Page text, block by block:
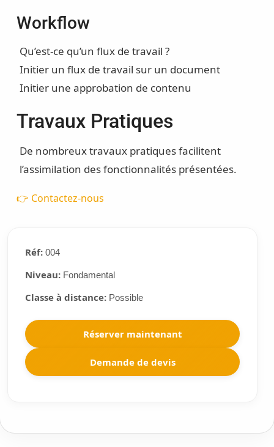
Workflow
Qu’est-ce qu’un flux de travail ?
Initier un flux de travail sur un document
Initier une approbation de contenu
Travaux Pratiques
De nombreux travaux pratiques facilitent
l’assimilation des fonctionnalités présentées.
👉 Contactez-nous
Réf:004
Niveau:Fondamental
Classe à distance:Possible
Réserver maintenant
Demande de devis